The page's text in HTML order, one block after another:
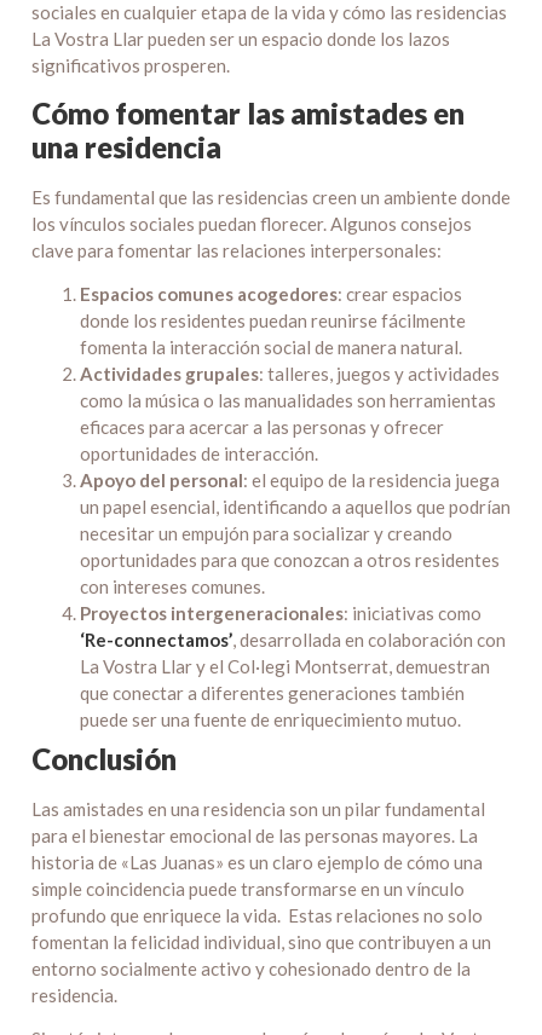
sociales en cualquier etapa de la vida y cómo las residencias
La Vostra Llar pueden ser un espacio donde los lazos
significativos prosperen.
Cómo fomentar las amistades en
una residencia
Es fundamental que las residencias creen un ambiente donde
los vínculos sociales puedan florecer. Algunos consejos
clave para fomentar las relaciones interpersonales:
Espacios comunes acogedores: crear espacios
donde los residentes puedan reunirse fácilmente
fomenta la interacción social de manera natural.
Actividades grupales: talleres, juegos y actividades
como la música o las manualidades son herramientas
eficaces para acercar a las personas y ofrecer
oportunidades de interacción.
Apoyo del personal: el equipo de la residencia juega
un papel esencial, identificando a aquellos que podrían
necesitar un empujón para socializar y creando
oportunidades para que conozcan a otros residentes
con intereses comunes.
Proyectos intergeneracionales: iniciativas como
‘Re-connectamos’, desarrollada en colaboración con
La Vostra Llar y el Col·legi Montserrat, demuestran
que conectar a diferentes generaciones también
puede ser una fuente de enriquecimiento mutuo.
Conclusión
Las amistades en una residencia son un pilar fundamental
para el bienestar emocional de las personas mayores. La
historia de «Las Juanas» es un claro ejemplo de cómo una
simple coincidencia puede transformarse en un vínculo
profundo que enriquece la vida. Estas relaciones no solo
fomentan la felicidad individual, sino que contribuyen a un
entorno socialmente activo y cohesionado dentro de la
residencia.